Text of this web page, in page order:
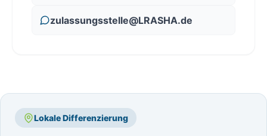
zulassungsstelle@LRASHA.de
Lokale Differenzierung